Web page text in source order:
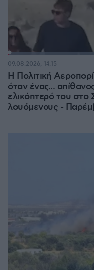
Η Πολιτική
όταν ένας...
ελικόπτερό του στο
λουόμενους -
09.08.2026, 14:15